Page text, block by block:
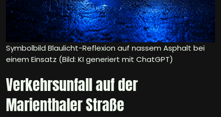
Symbolbild Blaulicht-Reflexion auf nassem Asphalt bei
einem Einsatz (Bild: KI generiert mit ChatGPT)
Verkehrsunfall auf der
Marienthaler Straße